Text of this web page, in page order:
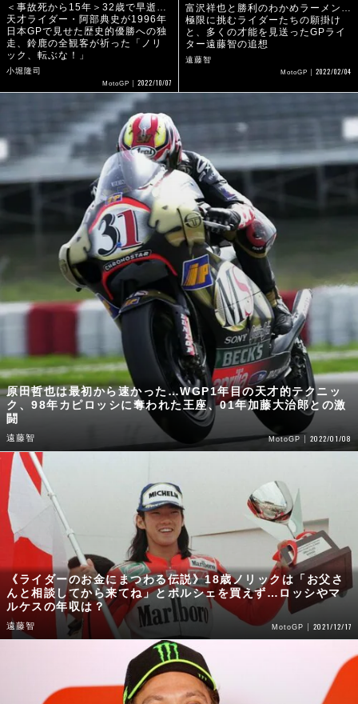
＜事故死から15年＞32歳で早逝…
天才ライダー・阿部典史が1996年
日本GPで見せた歴史的優勝への独
走、鈴鹿の全観客が祈った「ノリ
ック、転ぶな！」
小堀隆司
MotoGP 2022/10/07
富沢祥也と勝利のわかめラーメン…
極限に挑むライダーたちの願掛け
と、多くの才能を見送ったGPライ
ター遠藤智の追想
遠藤智
MotoGP 2022/02/04
原田哲也は最初から速かった…WGP1年目の天才的テクニッ
ク、98年カピロッシに奪われた王座、01年加藤大治郎との激
闘
遠藤智 MotoGP 2022/01/08
《ライダーのお金にまつわる伝説》18歳ノリックは「お父さ
んと相談してから来てね」とポルシェを買えず…ロッシやマ
ルケスの年収は？
遠藤智 MotoGP 2021/12/17